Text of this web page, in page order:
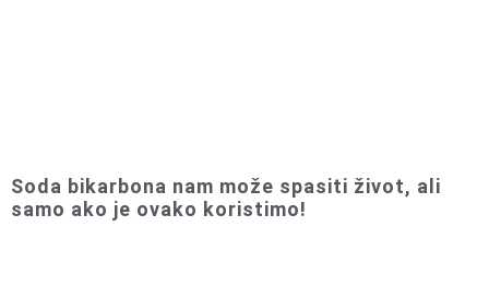
Soda bikarbona nam može spasiti život, ali
samo ako je ovako koristimo!